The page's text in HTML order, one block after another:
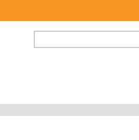
FORMULAIRE DE